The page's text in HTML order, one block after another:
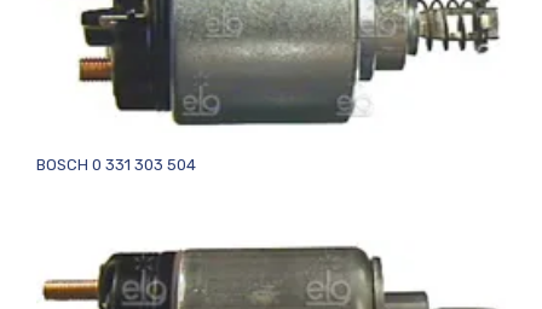
BOSCH 0 331 303 504